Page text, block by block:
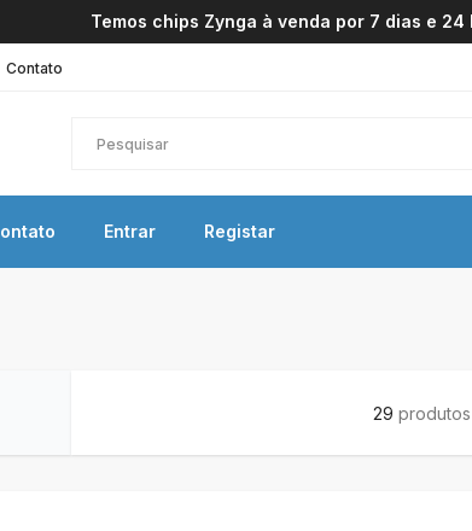
Temos chips Zynga à venda por 7 dias e 24
Contato
Entrar Registar
29